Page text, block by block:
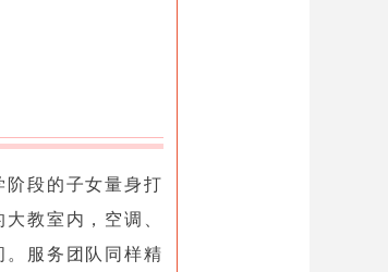
段的子女量身打
教室内，空调、
服务团队同样精